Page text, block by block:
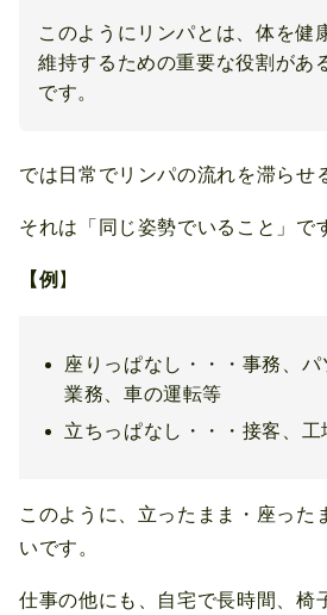
このようにリンパとは、体を健
維持するための重要な役割があ
です。
では日常でリンパの流れを滞らせ
それは「同じ姿勢でいること」で
【例 】
座りっぱなし・・・事務、
業務、車の運転等
立ちっぱなし・・・接客、
このように、立ったまま・座った
いです。
仕事の他にも、自宅で長時間、椅